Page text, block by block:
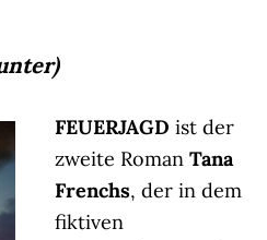
FEUERJAGD ist der
zweite RomanTana
Frenchs, der in dem
fiktiven